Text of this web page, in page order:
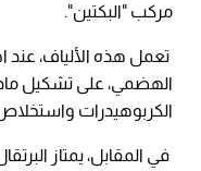
مركب "البكتين".
تعمل هذه الألياف، عند
الهضمي، على تشكيل
الكربوهيدرات
في المقابل، يمتاز